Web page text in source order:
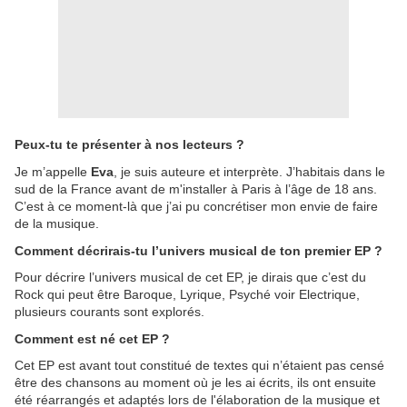
Peux-tu te présenter à nos lecteurs ?
Je m’appelle Eva , je suis auteure et interprète. J’habitais dans le
sud de la France avant de m'installer à Paris à l’âge de 18 ans.
C’est à ce moment-là que j’ai pu concrétiser mon envie de faire
de la musique.
Comment décrirais-tu l’univers musical de ton premier EP ?
Pour décrire l’univers musical de cet EP, je dirais que c’est du
Rock qui peut être Baroque, Lyrique, Psyché voir Electrique,
plusieurs courants sont explorés.
Comment est né cet EP ?
Cet EP est avant tout constitué de textes qui n’étaient pas censé
être des chansons au moment où je les ai écrits, ils ont ensuite
été réarrangés et adaptés lors de l'élaboration de la musique et